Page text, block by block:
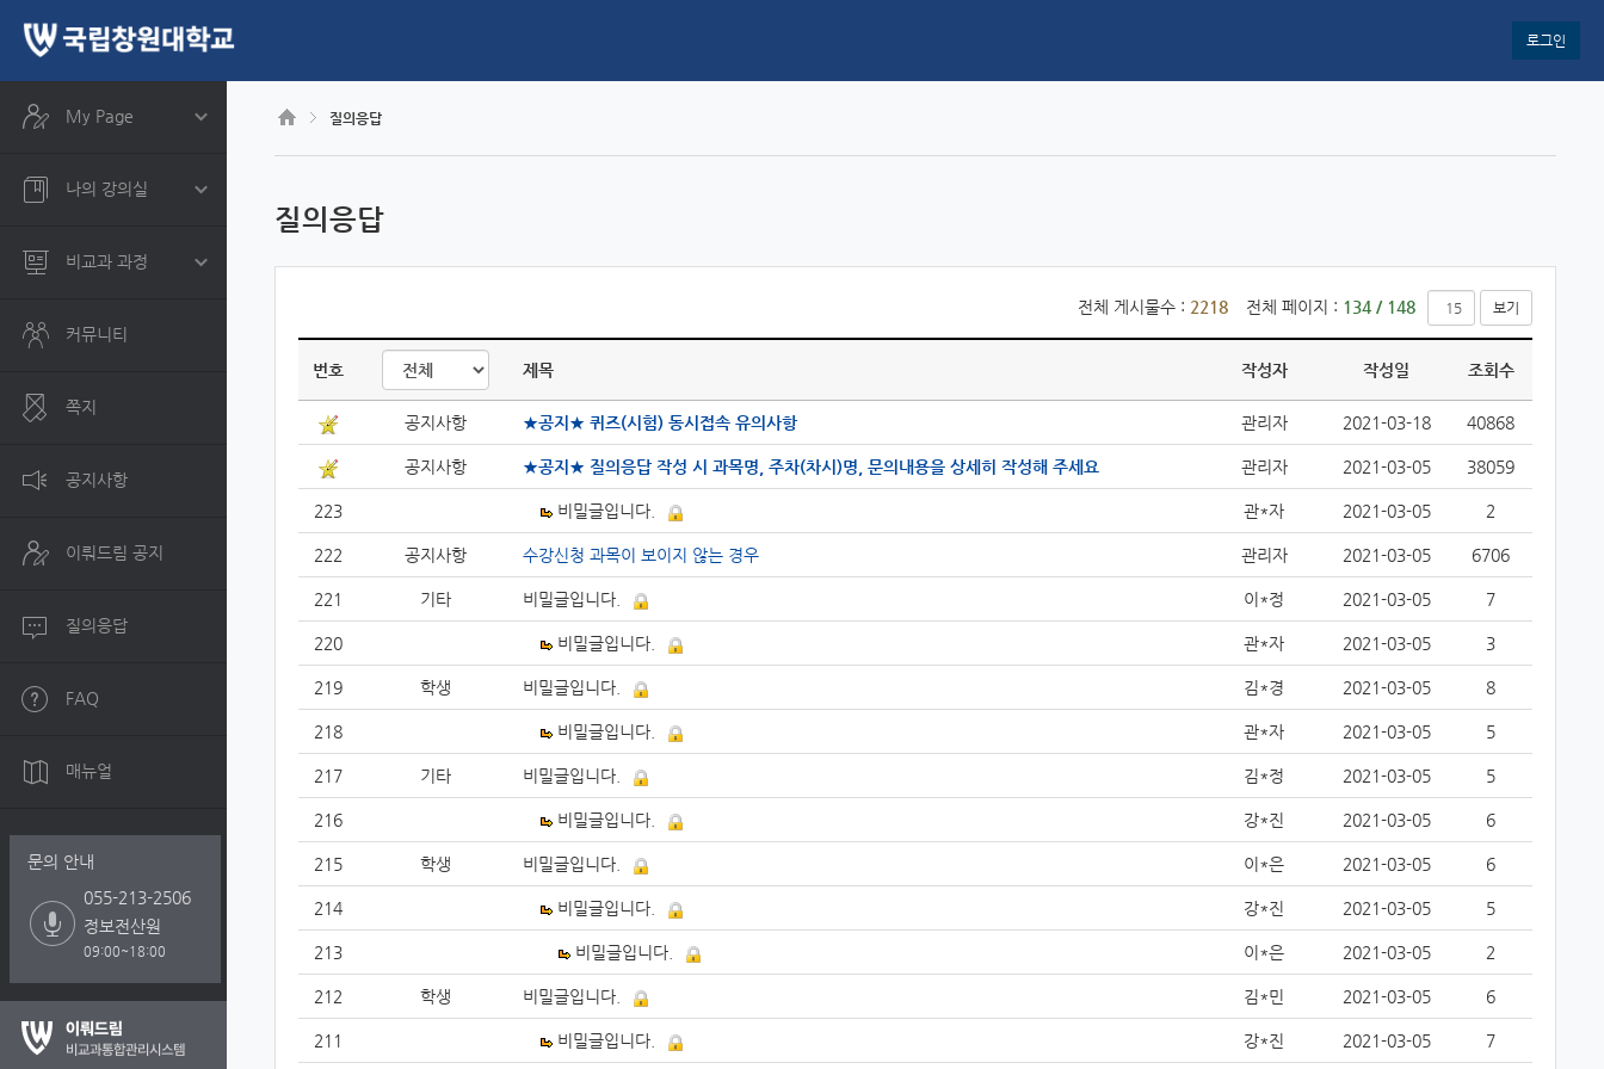
텐
로그인
My Page
나의 강의실
비교과 과정
커뮤니티
쪽지
공지사항
이뤄드림 공지
질의응답
FAQ
매뉴얼
문의 안내
055-213-2506
정보전산원
09:00~18:00
질의응답
질의응답
전체 게시물수 : 2218 전체 페이지 : 134 / 148 보기
번호 제목 작성자 작성일 조회수
공지사항 ★공지★ 퀴즈(시험) 동시접속 유의사항 관리자 2021-03-18 40868
공지사항 ★공지★ 질의응답 작성 시 과목명, 주차(차시)명, 문의내용을 상세히 작성해 주세요 관리자 2021-03-05 38059
223 비밀글입니다. 관*자 2021-03-05 2
222 공지사항 수강신청 과목이 보이지 않는 경우 관리자 2021-03-05 6706
221 기타 비밀글입니다. 이*정 2021-03-05 7
220 비밀글입니다. 관*자 2021-03-05 3
219 학생 비밀글입니다. 김*경 2021-03-05 8
218 비밀글입니다. 관*자 2021-03-05 5
217 기타 비밀글입니다. 김*정 2021-03-05 5
216 비밀글입니다. 강*진 2021-03-05 6
215 학생 비밀글입니다. 이*은 2021-03-05 6
214 비밀글입니다. 강*진 2021-03-05 5
213 비밀글입니다. 이*은 2021-03-05 2
212 학생 비밀글입니다. 김*민 2021-03-05 6
211 비밀글입니다. 강*진 2021-03-05 7